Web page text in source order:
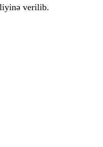
verilib.